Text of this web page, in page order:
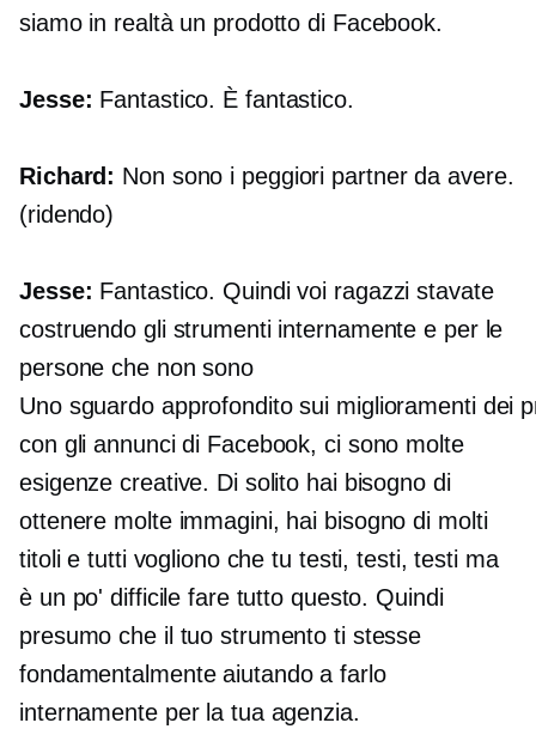
siamo in realtà un prodotto di Facebook.
Jesse: Fantastico. È fantastico.
Richard: Non sono i peggiori partner da avere.
(ridendo)
Jesse: Fantastico. Quindi voi ragazzi stavate
costruendo gli strumenti internamente e per le
persone che non sono
Uno sguardo approfondito sui miglioramenti dei
con gli annunci di Facebook, ci sono molte
esigenze creative. Di solito hai bisogno di
ottenere molte immagini, hai bisogno di molti
titoli e tutti vogliono che tu testi, testi, testi ma
è un po' difficile fare tutto questo. Quindi
presumo che il tuo strumento ti stesse
fondamentalmente aiutando a farlo
internamente per la tua agenzia.